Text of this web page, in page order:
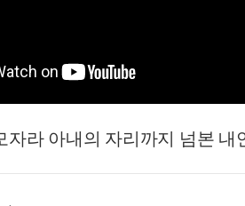
자라 아내의 자리까지 넘본 내